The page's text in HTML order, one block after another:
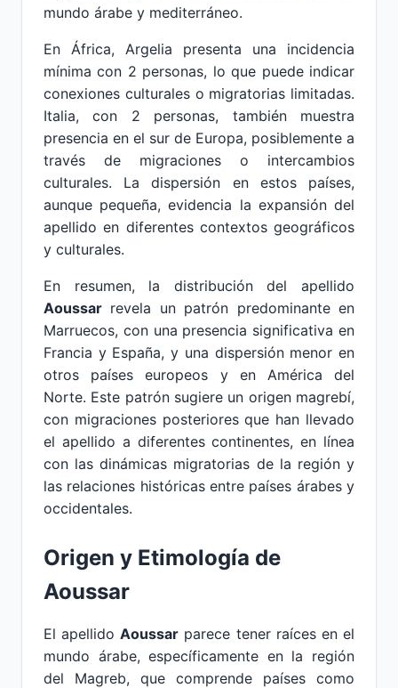
mundo árabe y mediterráneo.
En África, Argelia presenta una incidencia
mínima con 2 personas, lo que puede indicar
conexiones culturales o migratorias limitadas.
Italia, con 2 personas, también muestra
presencia en el sur de Europa, posiblemente a
través de migraciones o intercambios
culturales. La dispersión en estos países,
aunque pequeña, evidencia la expansión del
apellido en diferentes contextos geográficos
y culturales.
En resumen, la distribución del apellido
Aoussar revela un patrón predominante en
Marruecos, con una presencia significativa en
Francia y España, y una dispersión menor en
otros países europeos y en América del
Norte. Este patrón sugiere un origen magrebí,
con migraciones posteriores que han llevado
el apellido a diferentes continentes, en línea
con las dinámicas migratorias de la región y
las relaciones históricas entre países árabes y
occidentales.
Origen y Etimología de
Aoussar
El apellidoAoussar parece tener raíces en el
mundo árabe, específicamente en la región
del Magreb, que comprende países como